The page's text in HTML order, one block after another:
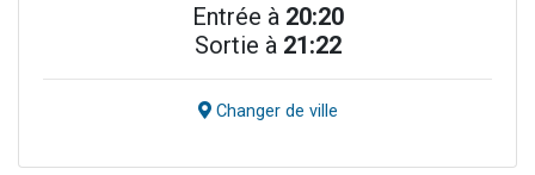
Entrée à 20:20
Sortie à 21:22
Changer de ville